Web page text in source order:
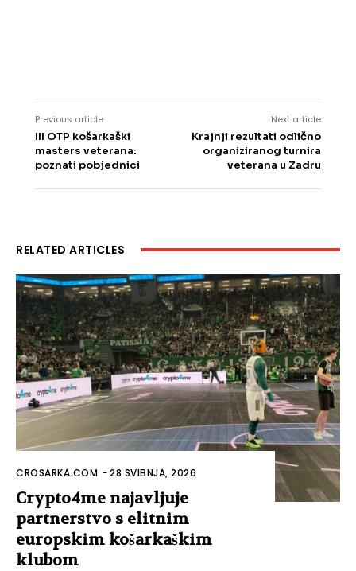
Previous article
III OTP košarkaški
masters veterana:
poznati pobjednici
Next article
Krajnji rezultati odlično
organiziranog turnira
veterana u Zadru
RELATED ARTICLES
CROSARKA.COM -28 SVIBNJA, 2026
Crypto4me najavljuje
partnerstvo s elitnim
europskim košarkaškim
klubom